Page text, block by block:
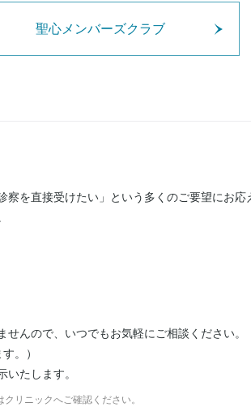
聖心メンバーズクラブ
を直接受けたい」という多くのご要望にお応
んので、いつでもお気軽にご相談ください。
。）
たします。
リニックへご確認ください。